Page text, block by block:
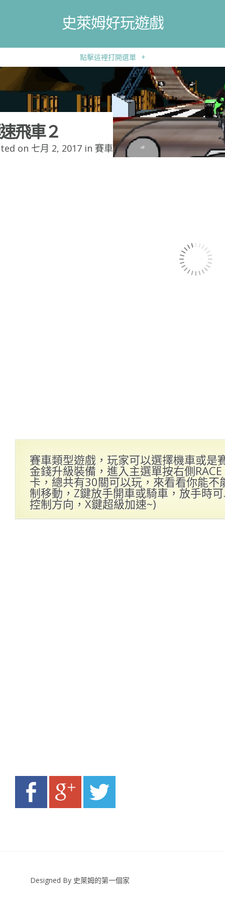
史萊姆好玩遊戲
點擊這裡打開選單 +
飛車２
on 七月 2, 2017 in 賽車
賽車類型遊戲，玩家可以選擇機車或是
金錢升級裝備，進入主選單按右側
卡，總共有30關可以玩，來看看你能
制移動，Z鍵放手開車或騎車，放手時
控制方向，X鍵超級加速~)
Designed By 史萊姆的第一個家